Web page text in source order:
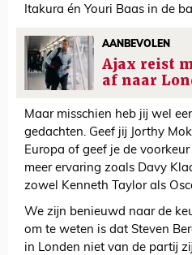
Itakura én Youri Baas in de
AANBEVOLEN
Ajax reist
af naar
Maar misschien heb jij wel
gedachten. Geef jij Jorthy
Europa of geef je de
meer ervaring zoals Davy
zowel Kenneth Taylor als
We zijn benieuwd naar de
om te weten is dat Steven
in Londen niet van de partij